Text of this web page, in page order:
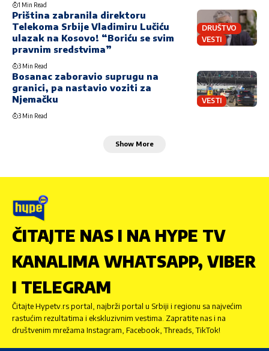
1 Min Read
DRUŠTVO
VESTI
Priština zabranila direktoru
Telekoma Srbije Vladimiru Lučiću
ulazak na Kosovo! “Boriću se svim
pravnim sredstvima”
3 Min Read
VESTI
Bosanac zaboravio suprugu na
granici, pa nastavio voziti za
Njemačku
3 Min Read
Show More
ČITAJTE NAS I NA HYPE TV
KANALIMA WHATSAPP, VIBER
I TELEGRAM
Čitajte Hypetv.rs portal, najbrži portal u Srbiji i regionu sa najvećim
rastućim rezultatima i ekskluzivnim vestima. Zapratite nas i na
društvenim mrežama Instagram, Facebook, Threads, TikTok!